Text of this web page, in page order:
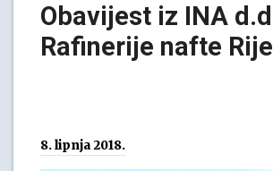
Obavijest iz INA
Rafinerije nafte
8. lipnja 2018.